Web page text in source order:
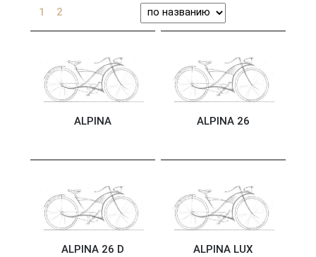
1 2
ALPINA ALPINA 26
ALPINA 26 D ALPINA LUX